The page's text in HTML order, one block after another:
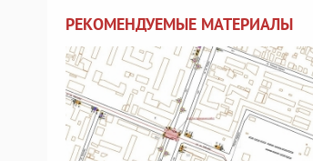
РЕКОМЕНДУЕМЫЕ МАТЕРИАЛЫ